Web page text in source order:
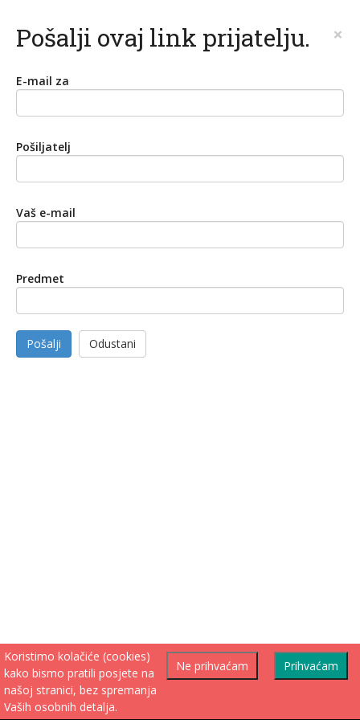
Pošalji ovaj link prijatelju. ×
E-mail za
Pošiljatelj
Vaš e-mail
Predmet
Pošalji Odustani
Prihvaćam
Ne prihvaćam
Koristimo kolačiće (cookies)
kako bismo pratili posjete na
našoj stranici, bez spremanja
Vaših osobnih detalja.